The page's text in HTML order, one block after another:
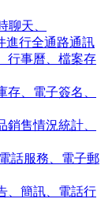
聊天、
進行全通路通訊
行事曆、檔案存
、電子簽名、
售情況統計、
話服務、電子郵
、簡訊、電話行